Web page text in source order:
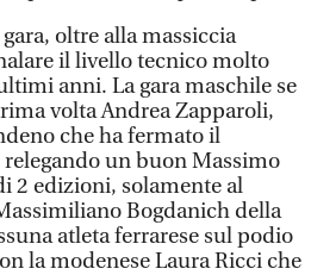
oltre alla massiccia
il livello tecnico molto
anni. La gara maschile se
volta Andrea Zapparoli,
che ha fermato il
relegando un buon Massimo
2 edizioni, solamente al
Bogdanich della
atleta ferrarese sul podio
la modenese Laura Ricci che